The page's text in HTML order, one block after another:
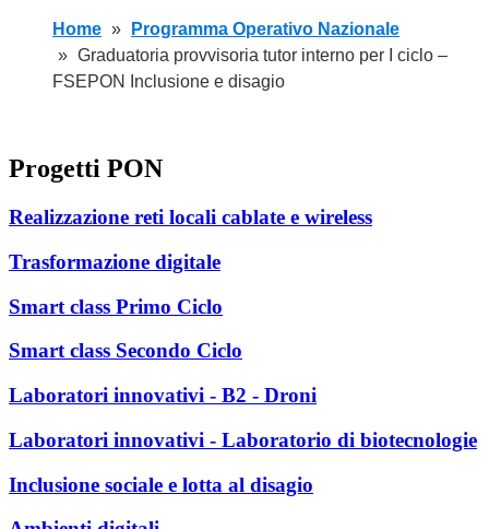
Home
Programma Operativo Nazionale
Graduatoria provvisoria tutor interno per I ciclo –
FSEPON Inclusione e disagio
Progetti PON
Realizzazione reti locali cablate e wireless
Trasformazione digitale
Smart class Primo Ciclo
Smart class Secondo Ciclo
Laboratori innovativi - B2 - Droni
Laboratori innovativi - Laboratorio di biotecnologie
Inclusione sociale e lotta al disagio